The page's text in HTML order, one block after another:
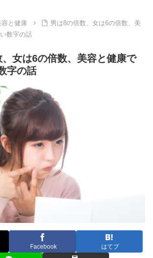
容と健康
男は8の倍数、女は6の倍数、美
数字の話
女は6の倍数、美容と健康で
字の話
Facebook はてブ